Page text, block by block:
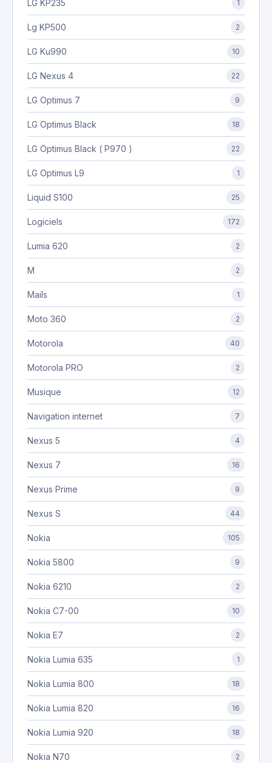
LG KP235 1
Lg KP500 2
LG Ku990 10
LG Nexus 4 22
LG Optimus 7 9
LG Optimus Black 18
LG Optimus Black ( P970 ) 22
LG Optimus L9 1
Liquid S100 25
Logiciels 172
Lumia 620 2
M 2
Mails 1
Moto 360 2
Motorola 40
Motorola PRO 2
Musique 12
Navigation internet 7
Nexus 5 4
Nexus 7 16
Nexus Prime 9
Nexus S 44
Nokia 105
Nokia 5800 9
Nokia 6210 2
Nokia C7-00 10
Nokia E7 2
Nokia Lumia 635 1
Nokia Lumia 800 18
Nokia Lumia 820 16
Nokia Lumia 920 18
Nokia N70 2